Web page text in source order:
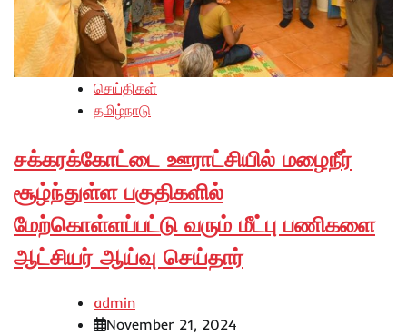
செய்திகள்
தமிழ்நாடு
சக்கரக்கோட்டை ஊராட்சியில் மழைநீர்
சூழ்ந்துள்ள பகுதிகளில்
மேற்கொள்ளப்பட்டு வரும் மீட்பு பணிகளை
ஆட்சியர் ஆய்வு செய்தார்
admin
November 21, 2024